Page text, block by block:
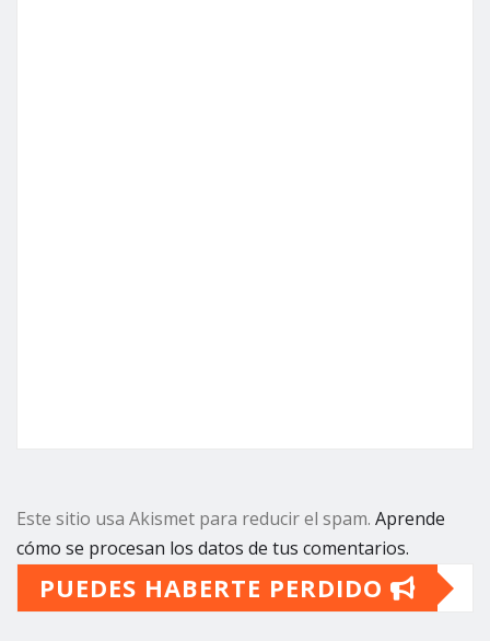
Este sitio usa Akismet para reducir el spam. Aprende
cómo se procesan los datos de tus comentarios.
PUEDES HABERTE PERDIDO